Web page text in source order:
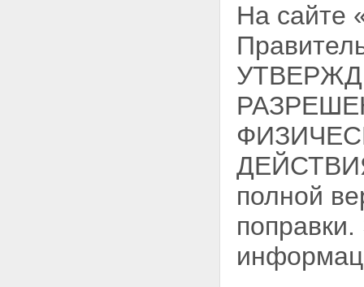
На сайте
полной
поправки.